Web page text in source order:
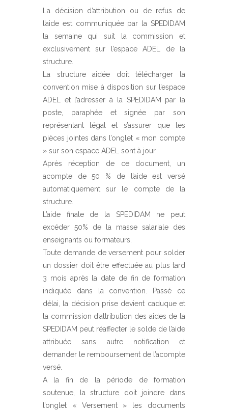
La décision d’attribution ou de refus de
l’aide est communiquée par la SPEDIDAM
la semaine qui suit la commission et
exclusivement sur l’espace ADEL de la
structure.
La structure aidée doit télécharger la
convention mise à disposition sur l’espace
ADEL et l’adresser à la SPEDIDAM par la
poste, paraphée et signée par son
représentant légal et s’assurer que les
pièces jointes dans l’onglet « mon compte
» sur son espace ADEL sont à jour.
Après réception de ce document, un
acompte de 50 % de l’aide est versé
automatiquement sur le compte de la
structure.
L’aide finale de la SPEDIDAM ne peut
excéder 50% de la masse salariale des
enseignants ou formateurs.
Toute demande de versement pour solder
un dossier doit être effectuée au plus tard
3 mois après la date de fin de formation
indiquée dans la convention. Passé ce
délai, la décision prise devient caduque et
la commission d’attribution des aides de la
SPEDIDAM peut réaffecter le solde de l’aide
attribuée sans autre notification et
demander le remboursement de l’acompte
versé.
A la fin de la période de formation
soutenue, la structure doit joindre dans
l’onglet « Versement » les documents